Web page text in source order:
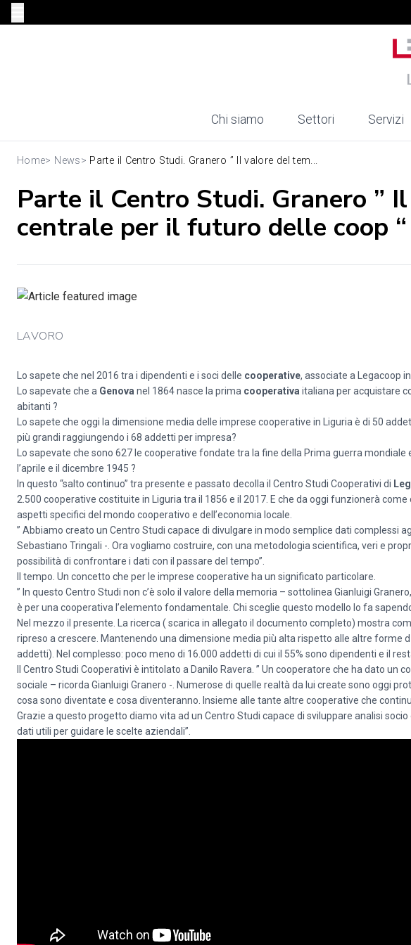
Chi siamo Settori Servizi
Home> News> Parte il Centro Studi. Granero ” Il valore del tem...
Parte il Centro Studi. Granero ”
centrale per il futuro delle coop “
LAVORO
Lo sapete che nel 2016 tra i dipendenti e i soci delle cooperative, associate a Legacoop
Lo sapevate che a Genova nel 1864 nasce la prima cooperativa italiana per acquistare
abitanti ?
Lo sapete che oggi la dimensione media delle imprese cooperative in Liguria è di 50
più grandi raggiungendo i 68 addetti per impresa?
Lo sapevate che sono 627 le cooperative fondate tra la fine della Prima guerra
l’aprile e il dicembre 1945 ?
In questo “salto continuo” tra presente e passato decolla il Centro Studi Cooperativi di
2.500 cooperative costituite in Liguria tra il 1856 e il 2017. E che da oggi funzionerà
aspetti specifici del mondo cooperativo e dell’economia locale.
” Abbiamo creato un Centro Studi capace di divulgare in modo semplice dati complessi
Sebastiano Tringali -. Ora vogliamo costruire, con una metodologia scientifica, veri e
possibilità di confrontare i dati con il passare del tempo”.
Il tempo. Un concetto che per le imprese cooperative ha un significato particolare.
” In questo Centro Studi non c’è solo il valore della memoria – sottolinea Gianluigi
è per una cooperativa l’elemento fondamentale. Chi sceglie questo modello lo fa
Nel mezzo il presente. La ricerca ( scarica in allegato il documento completo) mostra
ripreso a crescere. Mantenendo una dimensione media più alta rispetto alle altre forme
addetti). Nel complesso: poco meno di 16.000 addetti di cui il 55% sono dipendenti e il
Il Centro Studi Cooperativi è intitolato a Danilo Ravera. ” Un cooperatore che ha dato
sociale – ricorda Gianluigi Granero -. Numerose di quelle realtà da lui create sono oggi
cosa sono diventate e cosa diventeranno. Insieme alle tante altre cooperative che
Grazie a questo progetto diamo vita ad un Centro Studi capace di sviluppare analisi
dati utili per guidare le scelte aziendali”.